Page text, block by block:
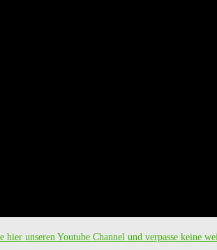
hier unseren Youtube Channel und verpasse keine